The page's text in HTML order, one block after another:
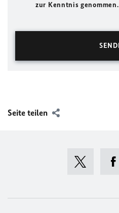
zur Kenntnis genommen.
Seite teilen